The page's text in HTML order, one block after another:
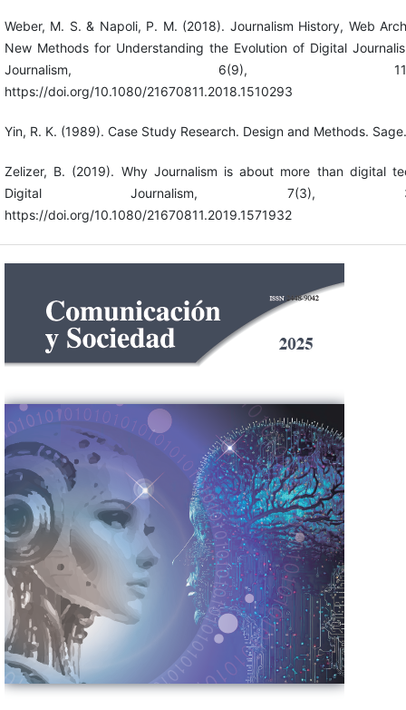
Weber, M. S. & Napoli, P. M. (2018). Journalism History, Web
New Methods for Understanding the Evolution of Digital
Journalism, 6(9), 1186-
https://doi.org/10.1080/21670811.2018.1510293
Yin, R. K. (1989). Case Study Research. Design and Methods. Sage.
Zelizer, B. (2019). Why Journalism is about more than digital
Digital Journalism, 7(3), 343-
https://doi.org/10.1080/21670811.2019.1571932